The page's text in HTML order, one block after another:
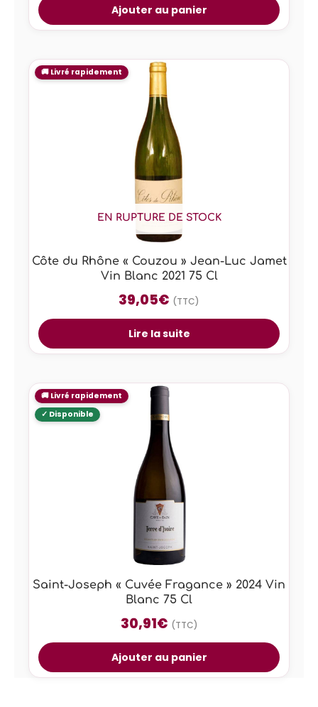
Ajouter au panier
EN RUPTURE DE STOCK
Côte du Rhône « Couzou » Jean-Luc Jamet
Vin Blanc 2021 75 Cl
39,05€ (TTC)
Lire la suite
Saint-Joseph « Cuvée Fragance » 2024 Vin
Blanc 75 Cl
30,91€ (TTC)
Ajouter au panier